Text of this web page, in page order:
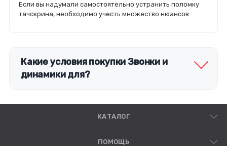
Если вы надумали самостоятельно устранить поломку
тачскрина, необходимо учесть множество нюансов.
Какие условия покупки Звонки и
динамики для?
КАТАЛОГ
ПОМОЩЬ